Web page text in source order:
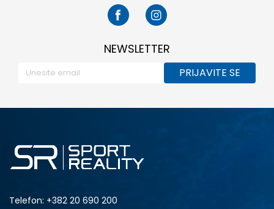
NEWSLETTER
PRIJAVITE SE
Telefon: +382 20 690 200